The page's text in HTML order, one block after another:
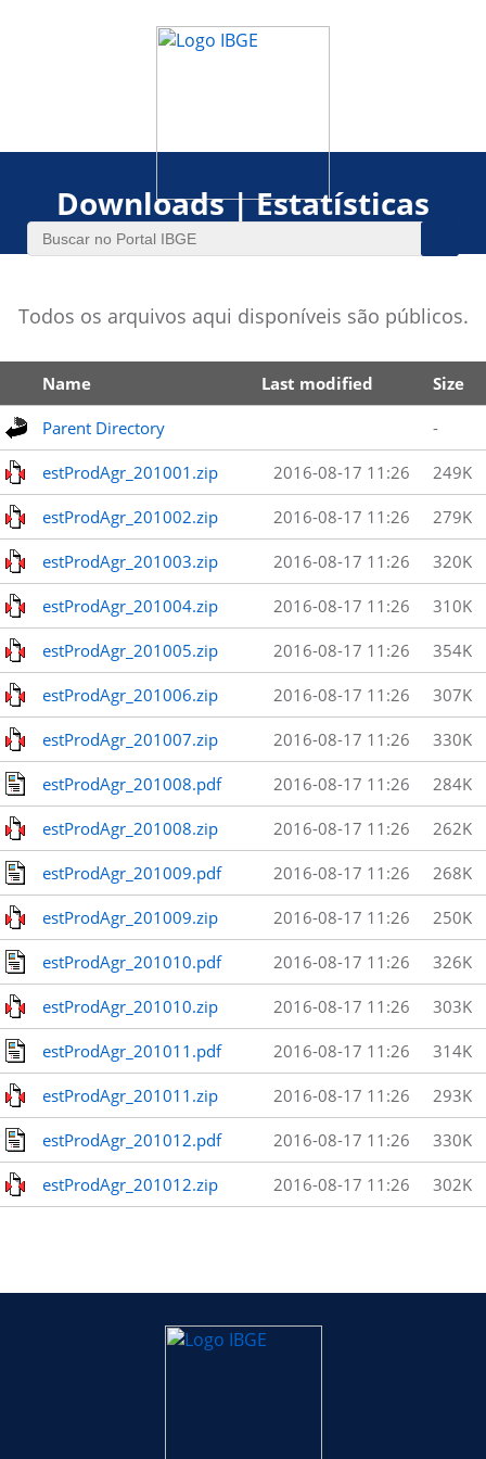
Downloads | Estatísticas
Todos os arquivos aqui disponíveis são públicos.
Name Last modified Size
Parent Directory -
estProdAgr_201001.zip 2016-08-17 11:26 249K
estProdAgr_201002.zip 2016-08-17 11:26 279K
estProdAgr_201003.zip 2016-08-17 11:26 320K
estProdAgr_201004.zip 2016-08-17 11:26 310K
estProdAgr_201005.zip 2016-08-17 11:26 354K
estProdAgr_201006.zip 2016-08-17 11:26 307K
estProdAgr_201007.zip 2016-08-17 11:26 330K
estProdAgr_201008.pdf 2016-08-17 11:26 284K
estProdAgr_201008.zip 2016-08-17 11:26 262K
estProdAgr_201009.pdf 2016-08-17 11:26 268K
estProdAgr_201009.zip 2016-08-17 11:26 250K
estProdAgr_201010.pdf 2016-08-17 11:26 326K
estProdAgr_201010.zip 2016-08-17 11:26 303K
estProdAgr_201011.pdf 2016-08-17 11:26 314K
estProdAgr_201011.zip 2016-08-17 11:26 293K
estProdAgr_201012.pdf 2016-08-17 11:26 330K
estProdAgr_201012.zip 2016-08-17 11:26 302K